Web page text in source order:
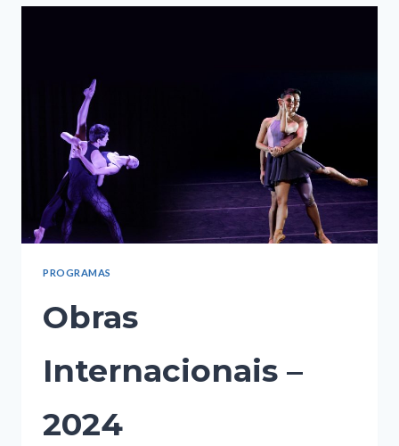
TEATRO
PROGRAMAS
Obras
Internacionais –
2024